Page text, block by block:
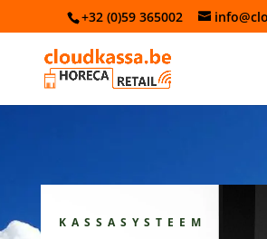
+32 (0)59 365002
KASSASYSTEEM